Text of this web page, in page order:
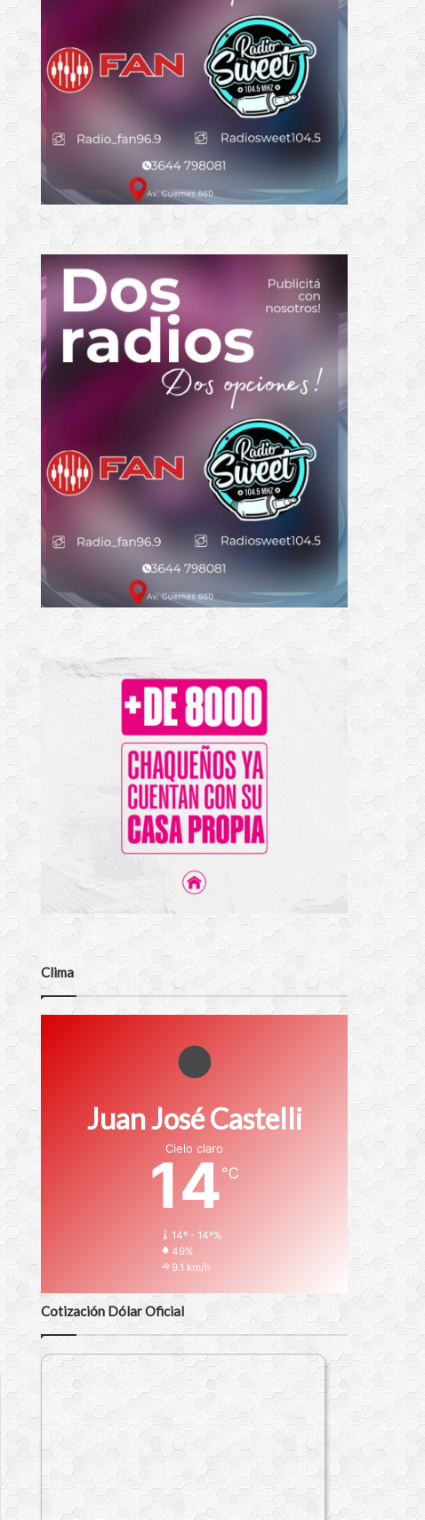
Clima
Juan José Castelli
Cielo claro
14℃
14º - 14º%
49%
9.1 km/h
Cotización Dólar Oficial